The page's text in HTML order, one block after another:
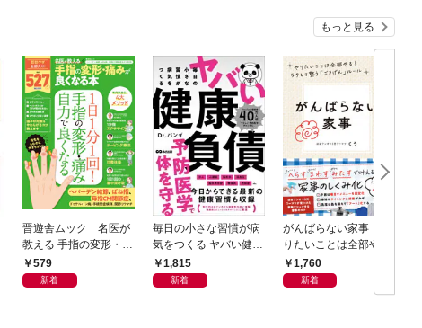
もっと見る
晋遊舎ムック 名医が
教える 手指の変形・痛
みが良くなる本
579
新着
毎日の小さな習慣が病
気をつくる ヤバい健康
負債1,815
新着
がんばらない家事 や
りたいことは全部や
る！ラクして整う「ご
きげん」ルール
1,760
新着